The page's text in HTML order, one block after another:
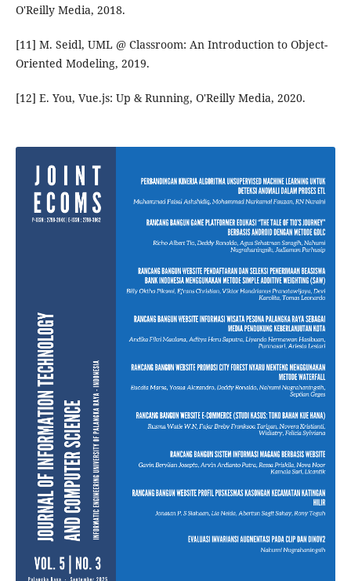
O'Reilly Media, 2018.
[11] M. Seidl, UML @ Classroom: An Introduction to Object-
Oriented Modeling, 2019.
[12] E. You, Vue.js: Up & Running, O'Reilly Media, 2020.